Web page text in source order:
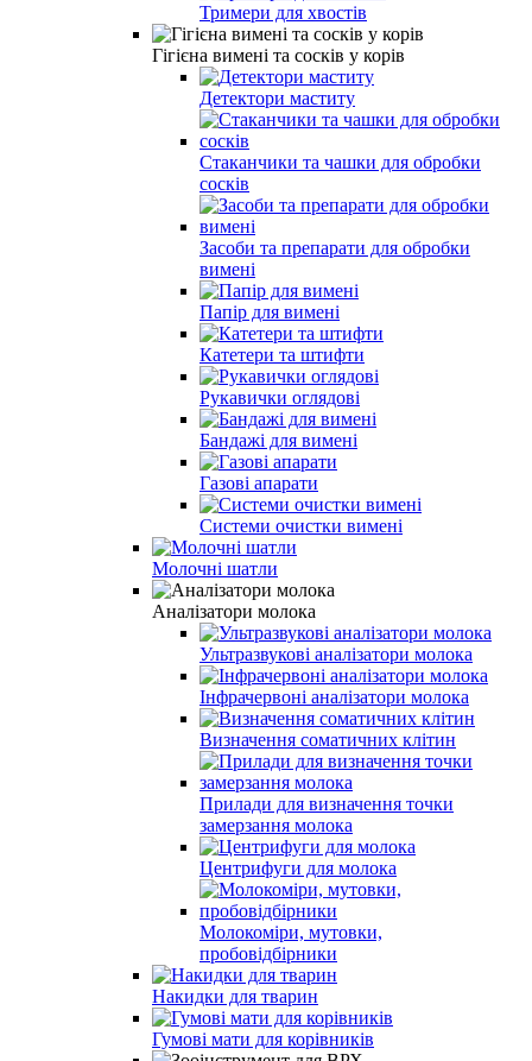
Тримери для хвостів
Гігієна вимені та сосків у корів
Детектори маститу
Стаканчики та чашки для обробки
сосків
Засоби та препарати для обробки
вимені
Папір для вимені
Катетери та штифти
Рукавички оглядові
Бандажі для вимені
Газові апарати
Системи очистки вимені
Молочні шатли
Аналізатори молока
Ультразвукові аналізатори молока
Інфрачервоні аналізатори молока
Визначення соматичних клітин
Прилади для визначення точки
замерзання молока
Центрифуги для молока
Молокоміри, мутовки,
пробовідбірники
Накидки для тварин
Гумові мати для корівників